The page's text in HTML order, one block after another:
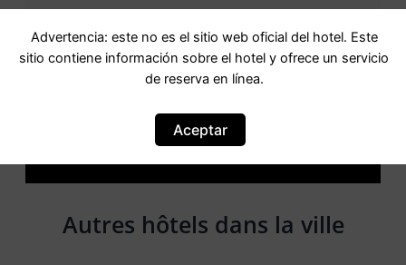
Avertissement: Ceci n est pas un site officiel. Ce site
de réservation en ligne.
Êtes-vous le propriétaire de ce site?
Autres hôtels dans la ville
Advertencia: este no es el sitio web oficial del hotel. Este
sitio contiene información sobre el hotel y ofrece un servicio
de reserva en línea.
Aceptar